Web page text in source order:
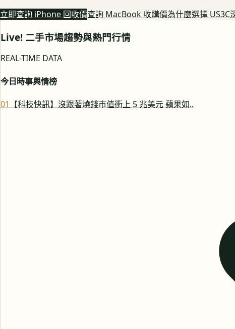
立即查詢 iPhone 回收價查詢 MacBook 收購價為什麼選擇 US3C
Live! 二手市場趨勢與熱門行情
REAL-TIME DATA
今日時事輿情榜
01 【科技快訊】沒跟著燒錢市值衝上 5 兆美元 蘋果如..